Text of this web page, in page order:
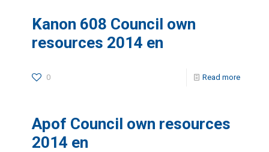
Kanon 608 Council own
resources 2014 en
0 Read more
Apof Council own resources
2014 en